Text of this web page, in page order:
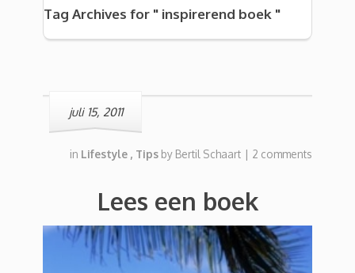
Tag Archives for " inspirerend boek "
juli 15, 2011
in Lifestyle , Tips by Bertil Schaart | 2 comments
Lees een boek